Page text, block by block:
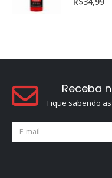
Receba
Fique sabendo